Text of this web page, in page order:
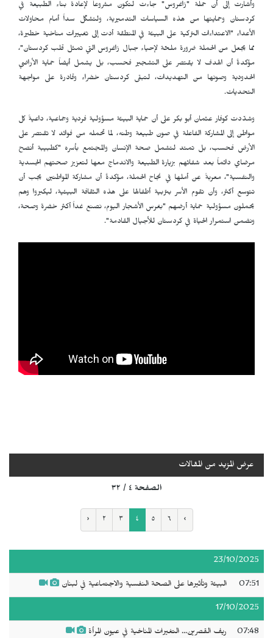
وأشارت إلى أن حملة "زاغروس" جاءت لتكون مشروعاً لإعادة بناء الطبيعة في
كردستان وحمايتها من هذه السياسات التدميرية، ولتشكّل سداً أمام محاولات
الأعداء "الاعتداءات التركية على البيئة في المنطقة أدت إلى تغييرات مناخية خطيرة،
مما يجعل من الحملة ضرورة ملحّة لإحياء جبال زاغروس التي تمثل قلب كردستان"،
مؤكدةً أن الهدف لا يقتصر على التشجير فحسب، بل يشمل أيضاً حماية الأراضي
الحدودية وصونها من التهديدات، لتبقى كردستان خضراء وقادرة على مواجهة
التحديات.
وشدّدت كوفار عثمان أبو بكر على أن حماية البيئة مسؤولية فردية وجماعية، داعيةً كل
مواطن إلى المشاركة الفاعلة في صون طبيعة وطنه، لما تحمله من فوائد لا تقتصر على
الأرض فحسب، بل تمتد لتشمل صحة الإنسان والمجتمع بأسره "كطبيبة أنصح
مرضاي دائماً بعد شفائهم بزيارة الطبيعة والاندماج معها لتعزيز صحتهم الجسدية
والنفسية"، معربةً عن أملها في نجاح الحملة، مؤكدةً أن مشاركة المواطنين يجب أن
تتوسع أكثر، وأن تقوم الأسر بتربية أطفالها على هذه الثقافة البيئية، ليكبروا وهم
يحملون مسؤولية حماية أرضهم "بغرس الأشجار اليوم، نصنع غداً أكثر خضرة وصحة،
ونضمن استمرار الحياة في كردستان للأجيال القادمة".
عرض المزيد من المقالات
الصفحة ٤ / ٣٢
‹ ٢ ٣ ٤ ٥ ٦ ›
23/10/2025
07:51 البيئة وتأثيرها على الصحة النفسية والاجتماعية في لبنان
17/10/2025
07:48 ريف القصرين... التغيرات المناخية في عيون المرأة